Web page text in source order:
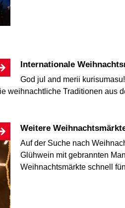
Internationale
God jul and merii
weihnachtliche Traditionen aus
Weitere
Auf der Suche nach
Glühwein mit gebrannten
Weihnachtsmärkte schnell